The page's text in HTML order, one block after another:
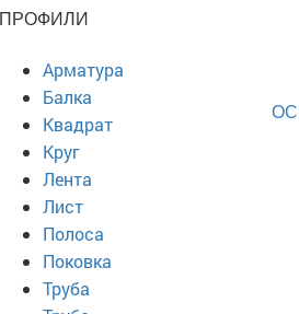
ПРОФИЛИ
Арматура
Балка
Квадрат
Круг
Лента
Лист
Полоса
Поковка
Труба